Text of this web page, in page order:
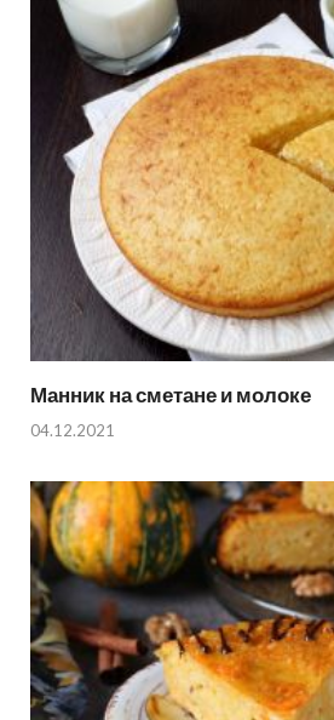
Манник на сметане и молоке
04.12.2021